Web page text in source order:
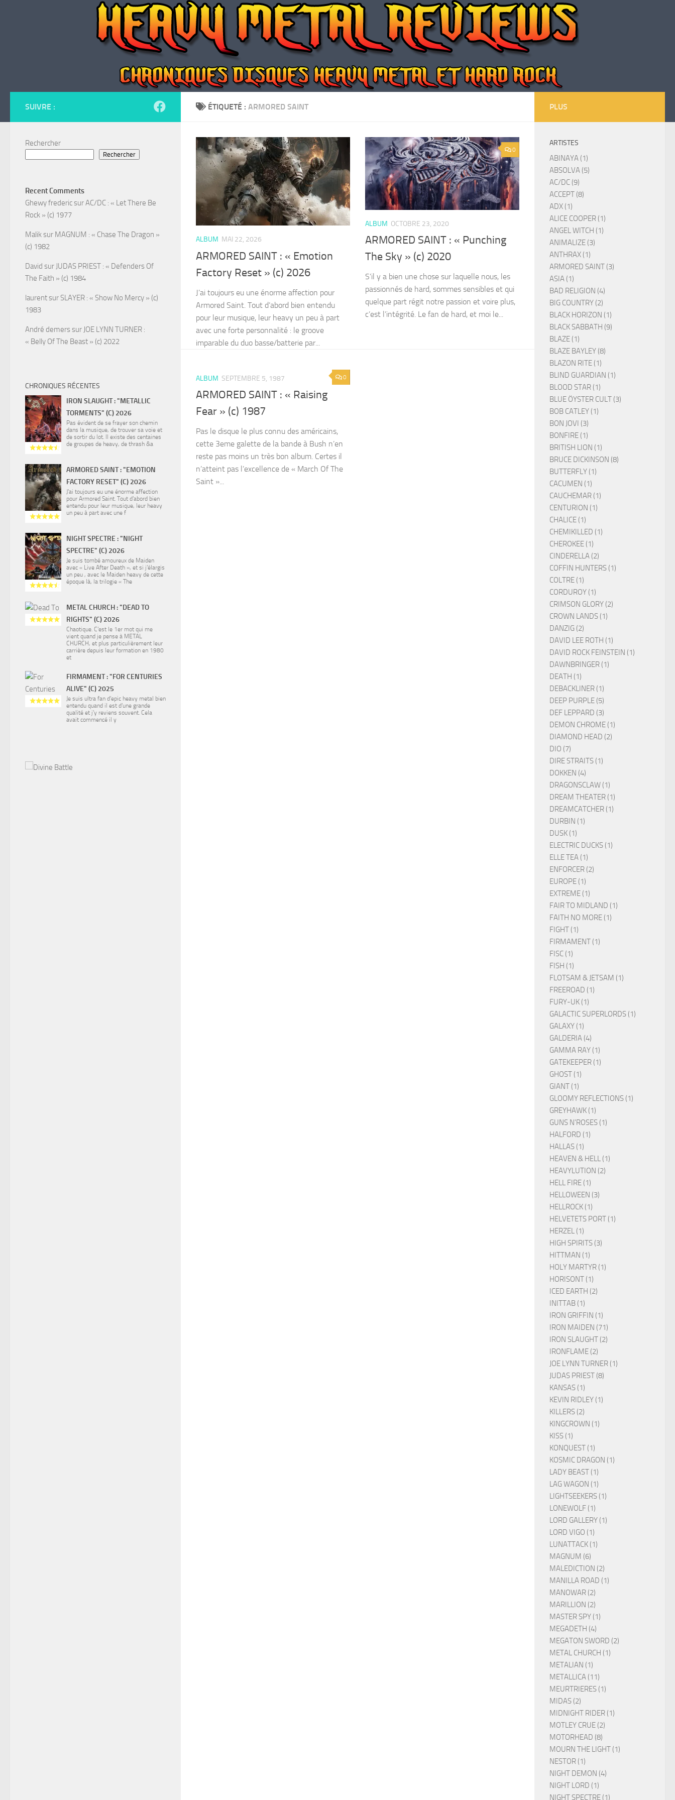
ÉTIQUETÉ : ARMORED SAINT
ALBUM MAI 22, 2026
ARMORED SAINT : « Emotion
Factory Reset » (c) 2026
J’ai toujours eu une énorme affection pour
Armored Saint. Tout d’abord bien entendu
pour leur musique, leur heavy un peu à part
avec une forte personnalité : le groove
imparable du duo basse/batterie par...
0
ALBUM OCTOBRE 23, 2020
ARMORED SAINT : « Punching
The Sky » (c) 2020
S’il y a bien une chose sur laquelle nous, les
passionnés de hard, sommes sensibles et qui
quelque part régit notre passion et voire plus,
c’est l’intégrité. Le fan de hard, et moi le...
0
ALBUM SEPTEMBRE 5, 1987
ARMORED SAINT : « Raising
Fear » (c) 1987
Pas le disque le plus connu des américains,
cette 3eme galette de la bande à Bush n’en
reste pas moins un très bon album. Certes il
n’atteint pas l’excellence de « March Of The
Saint »...
SUIVRE :
Rechercher
Rechercher
Recent Comments
Ghewy fredericsurAC/DC : « Let There Be
Rock » (c) 1977
Maliksur MAGNUM : « Chase The Dragon »
(c) 1982
David sur JUDAS PRIEST : « Defenders Of
The Faith » (c) 1984
laurentsur SLAYER : « Show No Mercy » (c)
1983
André demerssur JOE LYNN TURNER :
« Belly Of The Beast » (c) 2022
CHRONIQUES RÉCENTES
IRON SLAUGHT : "METALLIC
TORMENTS" (C) 2026
Pas évident de se frayer son chemin
dans la musique, de trouver sa voie et
de sortir du lot. Il existe des centaines
de groupes de heavy, de thrash &a
ARMORED SAINT : "EMOTION
FACTORY RESET" (C) 2026
J’ai toujours eu une énorme affection
pour Armored Saint. Tout d’abord bien
entendu pour leur musique, leur heavy
un peu à part avec une f
NIGHT SPECTRE : "NIGHT
SPECTRE" (C) 2026
Je suis tombé amoureux de Maiden
avec « Live After Death », et si j’élargis
un peu , avec le Maiden heavy de cette
époque là, la trilogie « The
METAL CHURCH : "DEAD TO
RIGHTS" (C) 2026
Chaotique. C’est le 1er mot qui me
vient quand je pense à METAL
CHURCH, et plus particulièrement leur
carrière depuis leur formation en 1980
et
FIRMAMENT : "FOR CENTURIES
ALIVE" (C) 2025
Je suis ultra fan d’epic heavy metal bien
entendu quand il est d’une grande
qualité et j’y reviens souvent. Cela
avait commencé il y
PLUS
ARTISTES
ABINAYA (1)
ABSOLVA (5)
AC/DC (9)
ACCEPT (8)
ADX (1)
ALICE COOPER (1)
ANGEL WITCH (1)
ANIMALIZE (3)
ANTHRAX (1)
ARMORED SAINT (3)
ASIA (1)
BAD RELIGION (4)
BIG COUNTRY (2)
BLACK HORIZON (1)
BLACK SABBATH (9)
BLAZE (1)
BLAZE BAYLEY (8)
BLAZON RITE (1)
BLIND GUARDIAN (1)
BLOOD STAR (1)
BLUE ÖYSTER CULT (3)
BOB CATLEY (1)
BON JOVI (3)
BONFIRE (1)
BRITISH LION (1)
BRUCE DICKINSON (8)
BUTTERFLY (1)
CACUMEN (1)
CAUCHEMAR (1)
CENTURION (1)
CHALICE (1)
CHEMIKILLED (1)
CHEROKEE (1)
CINDERELLA (2)
COFFIN HUNTERS (1)
COLTRE (1)
CORDUROY (1)
CRIMSON GLORY (2)
CROWN LANDS (1)
DANZIG (2)
DAVID LEE ROTH (1)
DAVID ROCK FEINSTEIN (1)
DAWNBRINGER (1)
DEATH (1)
DEBACKLINER (1)
DEEP PURPLE (5)
DEF LEPPARD (3)
DEMON CHROME (1)
DIAMOND HEAD (2)
DIO (7)
DIRE STRAITS (1)
DOKKEN (4)
DRAGONSCLAW (1)
DREAM THEATER (1)
DREAMCATCHER (1)
DURBIN (1)
DUSK (1)
ELECTRIC DUCKS (1)
ELLE TEA (1)
ENFORCER (2)
EUROPE (1)
EXTREME (1)
FAIR TO MIDLAND (1)
FAITH NO MORE (1)
FIGHT (1)
FIRMAMENT (1)
FISC (1)
FISH (1)
FLOTSAM & JETSAM (1)
FREEROAD (1)
FURY-UK (1)
GALACTIC SUPERLORDS (1)
GALAXY (1)
GALDERIA (4)
GAMMA RAY (1)
GATEKEEPER (1)
GHOST (1)
GIANT (1)
GLOOMY REFLECTIONS (1)
GREYHAWK (1)
GUNS N'ROSES (1)
HALFORD (1)
HALLAS (1)
HEAVEN & HELL (1)
HEAVYLUTION (2)
HELL FIRE (1)
HELLOWEEN (3)
HELLROCK (1)
HELVETETS PORT (1)
HERZEL (1)
HIGH SPIRITS (3)
HITTMAN (1)
HOLY MARTYR (1)
HORISONT (1)
ICED EARTH (2)
INITTAB (1)
IRON GRIFFIN (1)
IRON MAIDEN (71)
IRON SLAUGHT (2)
IRONFLAME (2)
JOE LYNN TURNER (1)
JUDAS PRIEST (8)
KANSAS (1)
KEVIN RIDLEY (1)
KILLERS (2)
KINGCROWN (1)
KISS (1)
KONQUEST (1)
KOSMIC DRAGON (1)
LADY BEAST (1)
LAG WAGON (1)
LIGHTSEEKERS (1)
LONEWOLF (1)
LORD GALLERY (1)
LORD VIGO (1)
LUNATTACK (1)
MAGNUM (6)
MALEDICTION (2)
MANILLA ROAD (1)
MANOWAR (2)
MARILLION (2)
MASTER SPY (1)
MEGADETH (4)
MEGATON SWORD (2)
METAL CHURCH (1)
METALIAN (1)
METALLICA (11)
MEURTRIERES (1)
MIDAS (2)
MIDNIGHT RIDER (1)
MOTLEY CRUE (2)
MOTORHEAD (8)
MOURN THE LIGHT (1)
NESTOR (1)
NIGHT DEMON (4)
NIGHT LORD (1)
NIGHT SPECTRE (1)